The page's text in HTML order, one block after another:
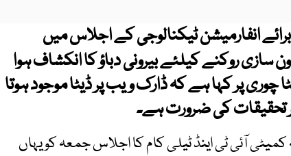
انفارمیشن ٹیکنالوجی کے اجلاس میں
سازی روکنے کیلئے بیرونی دباؤ کا انکشاف ہوا
پر کہا ہے کہ ڈارک ویب پر ڈیٹا موجود ہوتا
تحقیقات کی ضرورت ہے۔
آئی ٹی اینڈ ٹیلی کام کا اجلاس جمعہ کو یہاں